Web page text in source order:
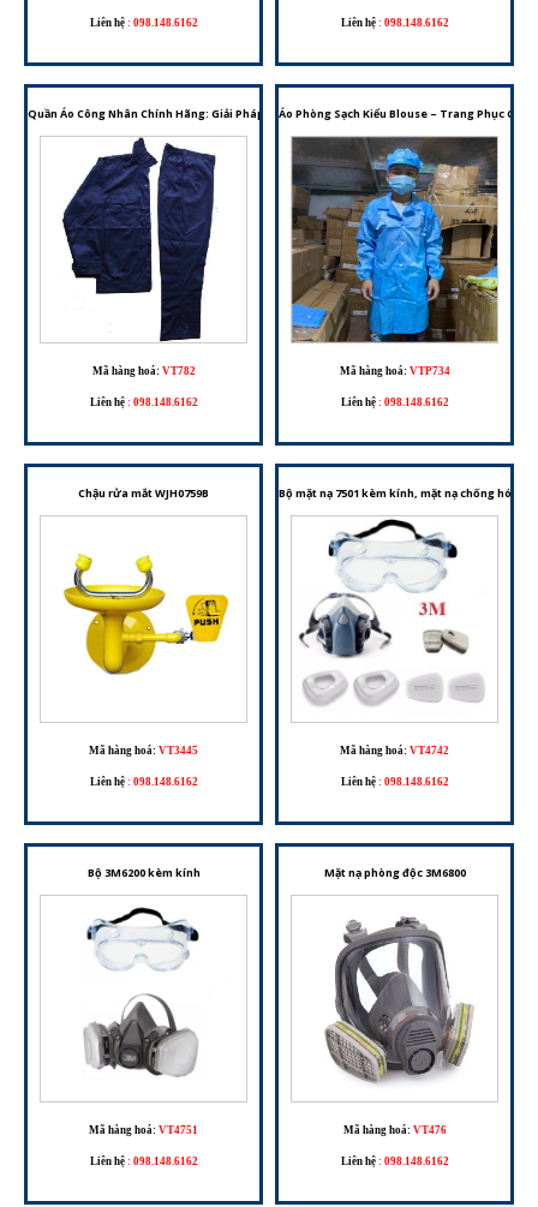
Liên hệ : 098.148.6162 Liên hệ : 098.148.6162
Quần Áo Công Nhân Chính Hãng: Giải Pháp Trang Phục Bảo Hộ Lao Động Tối Ưu
Mã hàng hoá: VT782
Liên hệ : 098.148.6162
Áo Phòng Sạch Kiểu Blouse – Trang Phục
Mã hàng hoá: VTP734
Liên hệ : 098.148.6162
Chậu rửa mắt WJH0759B
Mã hàng hoá: VT3445
Liên hệ : 098.148.6162
Bộ mặt nạ 7501 kèm kính, mặt nạ chống hóa
Mã hàng hoá: VT4742
Liên hệ : 098.148.6162
Bộ 3M6200 kèm kính
Mã hàng hoá: VT4751
Liên hệ : 098.148.6162
Mặt nạ phòng độc 3M6800
Mã hàng hoá: VT476
Liên hệ : 098.148.6162